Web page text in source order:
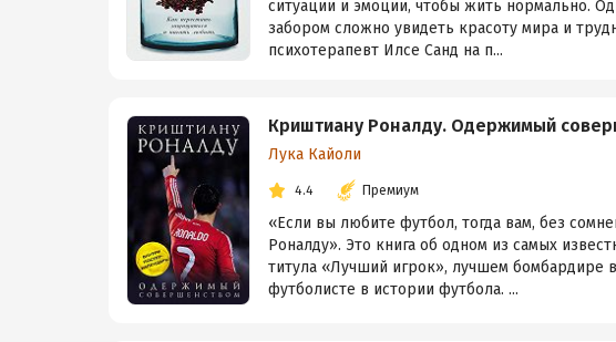
ситуации и эмоции, чтобы жить нормально.
забором сложно увидеть красоту мира и
психотерапевт Илсе Санд на п...
Криштиану Роналду. Одержимый
Лука Кайоли
4.4 Премиум
«Если вы любите футбол, тогда вам, без
Роналду». Это книга об одном из самых
титула «Лучший игрок», лучшем бомбардире
футболисте в истории футбола. ...